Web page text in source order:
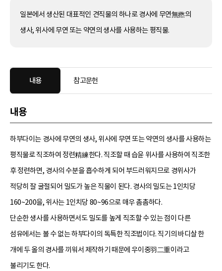
일본에서 생산된 대표적인 견직물의 하나로 경사에 무연無撚의
생사, 위사에 무연 또는 약연의 생사를 사용하는 평직물.
내용 참고문헌
내용
하부다이는 경사에 무연의 생사, 위사에 무연 또는 약연의 생사를 사용하는
평직물로 직조하여 정련精練한다. 직조할 때 습윤 위사를 사용하여 직조한
후 정련하면, 경사의 수분을 흡수하게 되어 부드러워지므로 경위사가
적당히 잘 굴절되어 밀도가 높은 직물이 된다. 경사의 밀도는 1인치당
160~200을, 위사는 1인치당 80~96으로 매우 촘촘하다.
단순한 생사를 사용하면서도 밀도를 높게 직조할 수 있는 점이 다른
섬유에서는 볼 수 없는 하부다이의 독특한 직조법이다. 직기의 바디살 한
개에 두 올의 경사를 끼워서 제작하기 때문에 우이중羽二重이라고
불리기도 한다.